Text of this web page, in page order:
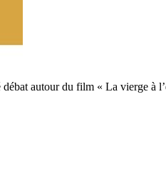
autour du film « La vierge à